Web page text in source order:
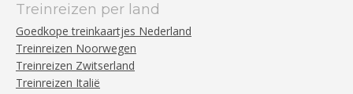
Treinreizen per land
Goedkope treinkaartjes Nederland
Treinreizen Noorwegen
Treinreizen Zwitserland
Treinreizen Italië